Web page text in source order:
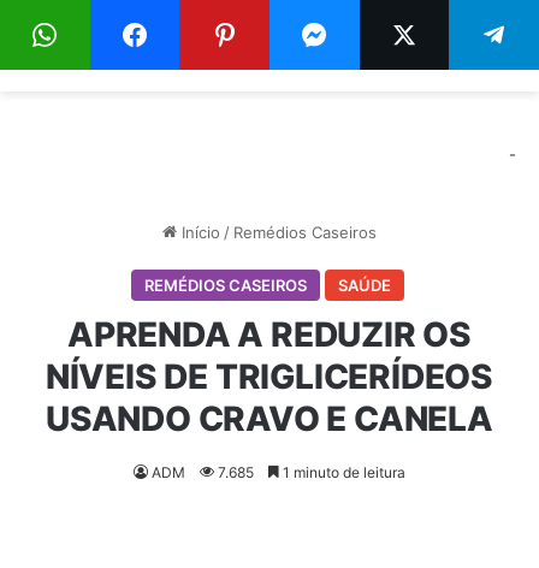
Menu
-
Início / Remédios Caseiros
REMÉDIOS CASEIROS SAÚDE
APRENDA A REDUZIR OS
NÍVEIS DE TRIGLICERÍDEOS
USANDO CRAVO E CANELA
ADM 7.685 1 minuto de leitura